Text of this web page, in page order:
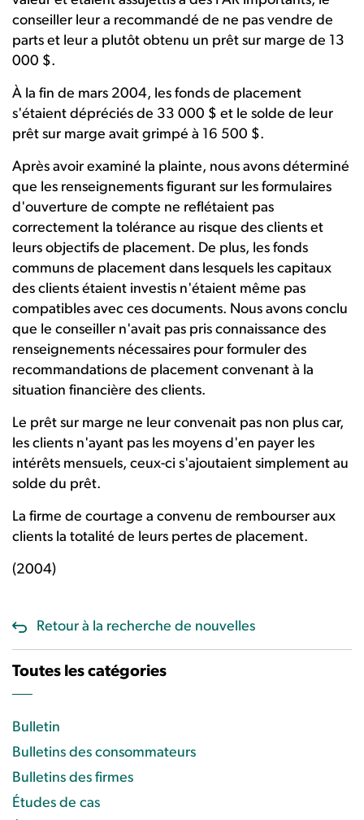
conseiller leur a recommandé de ne pas vendre de
parts et leur a plutôt obtenu un prêt sur marge de 13
000 $.
À la fin de mars 2004, les fonds de placement
s'étaient dépréciés de 33 000 $ et le solde de leur
prêt sur marge avait grimpé à 16 500 $.
Après avoir examiné la plainte, nous avons déterminé
que les renseignements figurant sur les formulaires
d'ouverture de compte ne reflétaient pas
correctement la tolérance au risque des clients et
leurs objectifs de placement. De plus, les fonds
communs de placement dans lesquels les capitaux
des clients étaient investis n'étaient même pas
compatibles avec ces documents. Nous avons conclu
que le conseiller n'avait pas pris connaissance des
renseignements nécessaires pour formuler des
recommandations de placement convenant à la
situation financière des clients.
Le prêt sur marge ne leur convenait pas non plus car,
les clients n'ayant pas les moyens d'en payer les
intérêts mensuels, ceux-ci s'ajoutaient simplement au
solde du prêt.
La firme de courtage a convenu de rembourser aux
clients la totalité de leurs pertes de placement.
(2004)
Retour à la recherche de nouvelles
Toutes les catégories
Bulletin
Bulletins des consommateurs
Bulletins des firmes
Études de cas